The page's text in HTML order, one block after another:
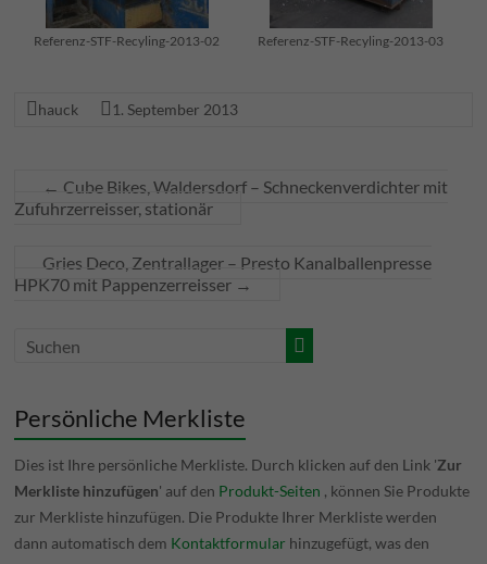
Referenz-STF-Recyling-2013-02 Referenz-STF-Recyling-2013-03
hauck 1. September 2013
← Cube Bikes, Waldersdorf – Schneckenverdichter mit
Zufuhrzerreisser, stationär
Gries Deco, Zentrallager – Presto Kanalballenpresse
HPK70 mit Pappenzerreisser →
Persönliche Merkliste
Dies ist Ihre persönliche Merkliste. Durch klicken auf den Link 'Zur
Merkliste hinzufügen' auf den Produkt-Seiten , können Sie Produkte
zur Merkliste hinzufügen. Die Produkte Ihrer Merkliste werden
dann automatisch dem Kontaktformular hinzugefügt, was den